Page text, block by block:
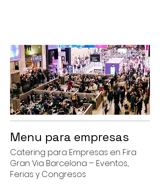
Menu para empresas
Catering para Empresas en Fira
Gran Via Barcelona – Eventos,
Ferias y Congresos